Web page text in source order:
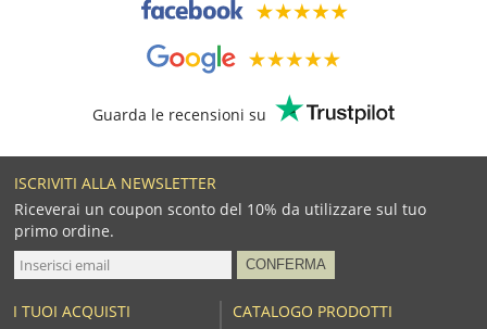
Guarda le recensioni su
ISCRIVITI ALLA NEWSLETTER
Riceverai un coupon sconto del 10% da utilizzare sul tuo
primo ordine.
CATALOGO PRODOTTI
I TUOI ACQUISTI